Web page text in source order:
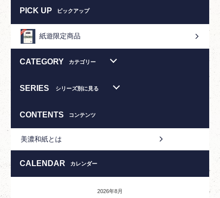
PICK UP ピックアップ
紙遊限定商品
CATEGORY カテゴリー
SERIES シリーズ別に見る
CONTENTS コンテンツ
美濃和紙とは
CALENDAR カレンダー
2026年8月